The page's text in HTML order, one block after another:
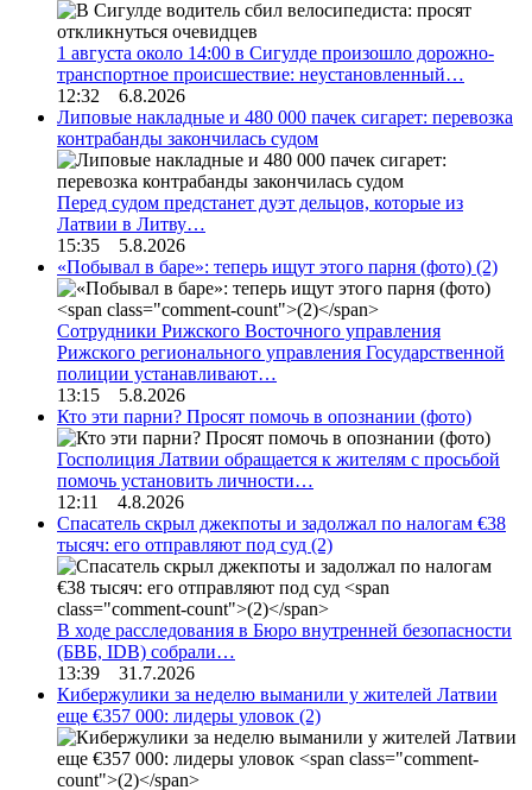
1 августа около 14:00 в Сигулде произошло дорожно-
транспортное происшествие: неустановленный…
12:32 6.8.2026
Липовые накладные и 480 000 пачек сигарет: перевозка
контрабанды закончилась судом
Перед судом предстанет дуэт дельцов, которые из
Латвии в Литву…
15:35 5.8.2026
«Побывал в баре»: теперь ищут этого парня (фото) (2)
Сотрудники Рижского Восточного управления
Рижского регионального управления Государственной
полиции устанавливают…
13:15 5.8.2026
Кто эти парни? Просят помочь в опознании (фото)
Госполиция Латвии обращается к жителям с просьбой
помочь установить личности…
12:11 4.8.2026
Спасатель скрыл джекпоты и задолжал по налогам €38
тысяч: его отправляют под суд (2)
В ходе расследования в Бюро внутренней безопасности
(БВБ, IDB) собрали…
13:39 31.7.2026
Кибержулики за неделю выманили у жителей Латвии
еще €357 000: лидеры уловок (2)